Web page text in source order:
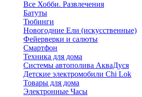
Все Хобби. Развлечения
Батуты
Тюбинги
Новогодние Ели (искусственные)
Фейерверки и салюты
Смартфон
Техника для дома
Системы автополива АкваДуся
Детские электромобили Chi Lok
Товары для дома
Электронные Часы